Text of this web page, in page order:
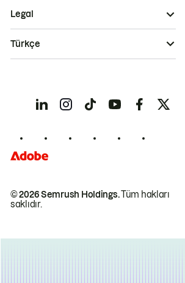
© 2026 Semrush Holdings.Tüm hakları
saklıdır.
Legal
Türkçe